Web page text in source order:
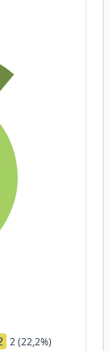
2 (22,2%)